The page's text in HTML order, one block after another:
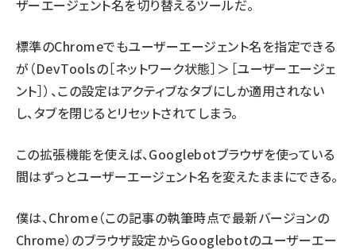
ザーエージェント名を切り替えるツールだ。
標準のChromeでもユーザーエージェント名を指定できる
が（DevToolsの［ネットワーク状態］＞［ユーザーエージェ
ント］）、この設定はアクティブなタブにしか適用されない
し、タブを閉じるとリセットされてしまう。
この拡張機能を使えば、Googlebotブラウザを使っている
間はずっとユーザーエージェント名を変えたままにできる。
僕は、Chrome（この記事の執筆時点で最新バージョンの
Chrome）のブラウザ設定からGooglebotのユーザーエー